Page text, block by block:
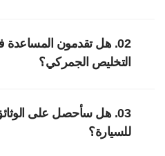
02. هل تقدمون المساعدة
التخليص الجمركي؟
03. هل سأحصل على
للسيارة؟